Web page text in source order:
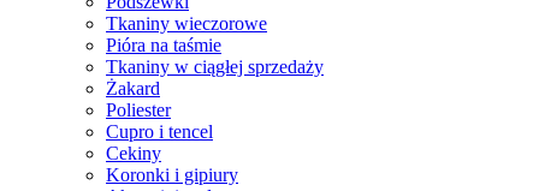
Tkaniny wieczorowe
Pióra na taśmie
Tkaniny w ciągłej sprzedaży
Żakard
Poliester
Cupro i tencel
Cekiny
Koronki i gipiury